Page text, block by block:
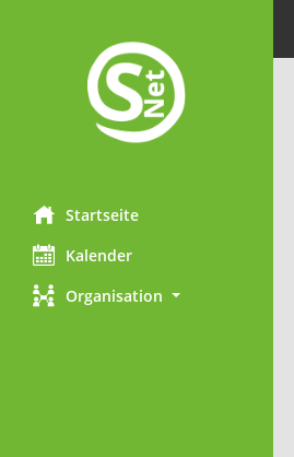
Startseite
Kalender
Organisation